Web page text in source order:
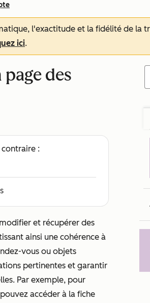
l'exactitude et la fidélité de la
ici.
des
:
et récupérer des
ainsi une cohérence à
vous ou objets
pertinentes et garantir
Par exemple, pour
accéder à la fiche